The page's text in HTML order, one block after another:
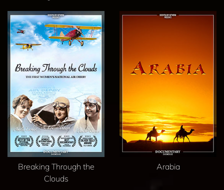
Breaking Through the
Clouds
Arabia